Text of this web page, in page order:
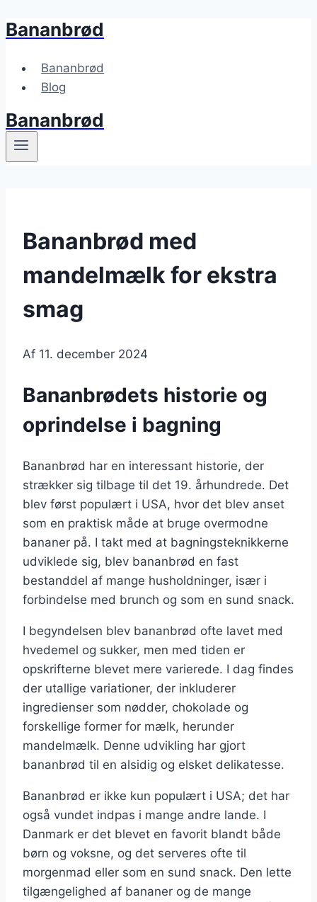
Fortsæt
indhold
Bananbrød
Bananbrød
Blog
Bananbrød
Bananbrød med
mandelmælk for ekstra
smag
Af 11. december 2024
Bananbrødets historie og
oprindelse i bagning
Bananbrød har en interessant historie, der
strækker sig tilbage til det 19. århundrede. Det
blev først populært i USA, hvor det blev anset
som en praktisk måde at bruge overmodne
bananer på. I takt med at bagningsteknikkerne
udviklede sig, blev bananbrød en fast
bestanddel af mange husholdninger, især i
forbindelse med brunch og som en sund snack.
I begyndelsen blev bananbrød ofte lavet med
hvedemel og sukker, men med tiden er
opskrifterne blevet mere varierede. I dag findes
der utallige variationer, der inkluderer
ingredienser som nødder, chokolade og
forskellige former for mælk, herunder
mandelmælk. Denne udvikling har gjort
bananbrød til en alsidig og elsket delikatesse.
Bananbrød er ikke kun populært i USA; det har
også vundet indpas i mange andre lande. I
Danmark er det blevet en favorit blandt både
børn og voksne, og det serveres ofte til
morgenmad eller som en sund snack. Den lette
tilgængelighed af bananer og de mange